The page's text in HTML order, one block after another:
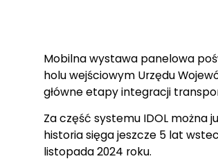
Mobilna wystawa panelowa
holu wejściowym Urzędu
główne etapy integracji
Za część systemu IDOL można
historia sięga jeszcze 5 lat
listopada 2024 roku.